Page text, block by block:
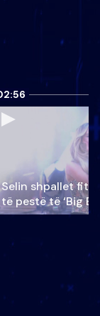
Selin shpallet
të pestë të ‘Big